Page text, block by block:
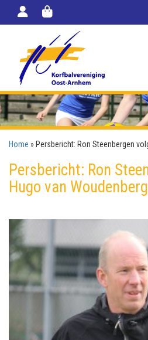
Home » Persbericht: Ron Steenbergen
Persbericht: Ron
Hugo van